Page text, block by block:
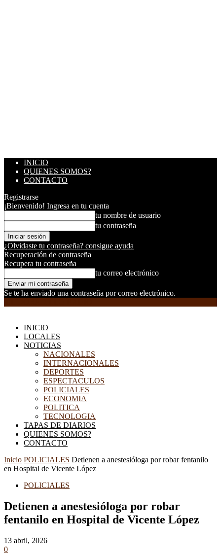
INICIO
QUIENES SOMOS?
CONTACTO
Registrarse
¡Bienvenido! Ingresa en tu cuenta
tu nombre de usuario
tu contraseña
¿Olvidaste tu contraseña? consigue ayuda
Recuperación de contraseña
Recupera tu contraseña
tu correo electrónico
Se te ha enviado una contraseña por correo electrónico.
INICIO
LOCALES
NOTICIAS
NACIONALES
INTERNACIONALES
DEPORTES
ESPECTACULOS
POLICIALES
ECONOMIA
POLITICA
TECNOLOGIA
TAPAS DE DIARIOS
QUIENES SOMOS?
CONTACTO
Inicio POLICIALES Detienen a anestesióloga por robar fentanilo
en Hospital de Vicente López
POLICIALES
Detienen a anestesióloga por robar
fentanilo en Hospital de Vicente López
13 abril, 2026
0